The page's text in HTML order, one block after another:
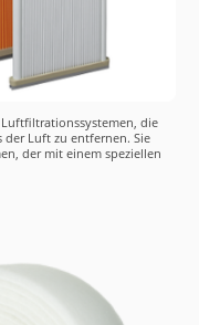
die
Luft zu entfernen. Sie
der mit einem speziellen